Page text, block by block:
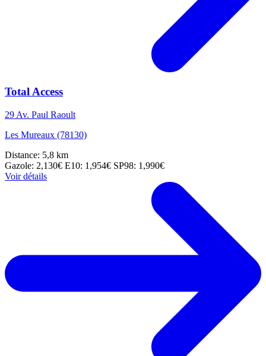
Total Access
29 Av. Paul Raoult
Les Mureaux (78130)
Distance: 5,8 km
Gazole: 2,130€ E10: 1,954€ SP98: 1,990€
Voir détails